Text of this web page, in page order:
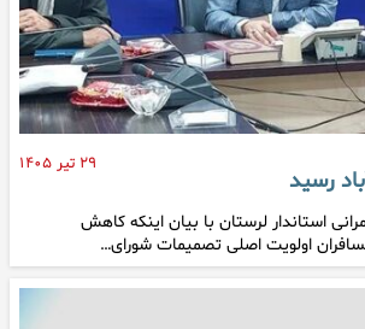
۲۹ تیر ۱۴۰۵
رسید
استاندار لرستان با بیان اینکه کاهش
اولویت اصلی تصمیمات شورای…